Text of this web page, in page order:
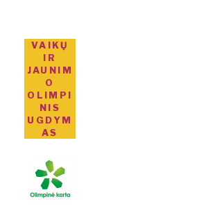
VAIKŲ
IR
JAUNIM
O
OLIMPI
NIS
UGDYM
AS